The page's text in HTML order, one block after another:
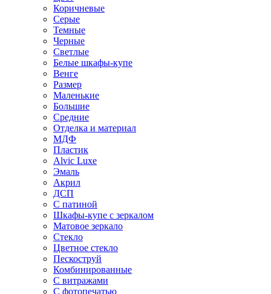
Коричневые
Серые
Темные
Черные
Светлые
Белые шкафы-купе
Венге
Размер
Маленькие
Большие
Средние
Отделка и материал
МДФ
Пластик
Alvic Luxe
Эмаль
Акрил
ДСП
С патиной
Шкафы-купе с зеркалом
Матовое зеркало
Стекло
Цветное стекло
Пескоструй
Комбинированные
С витражами
С фотопечатью